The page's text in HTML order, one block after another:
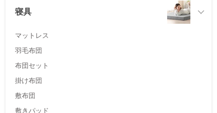
寝具
マットレス
羽毛布団
布団セット
掛け布団
敷布団
敷きパッド